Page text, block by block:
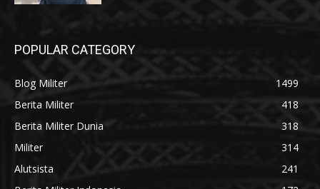
POPULAR CATEGORY
Blog Militer
1499
Berita Militer
418
Berita Militer Dunia
318
Militer
314
Alutsista
241